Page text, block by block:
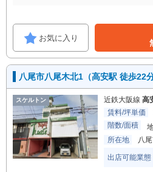
お気に入り
八尾市八尾木北1（高安駅 徒歩22
スケルトン 近鉄大阪線 高
賃料/坪単価
階数/面積
所在地
八
出店可能業態